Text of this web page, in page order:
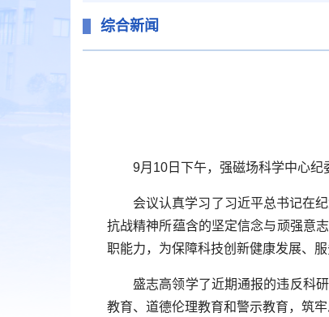
综合新闻
9月10日下午，强磁场科学中心纪
会议认真学习了习近平总书记在
抗战精神所蕴含的坚定信念与顽强意
职能力，为保障科技创新健康发展、
盛志高领学了近期通报的违反科
教育、道德伦理教育和警示教育，筑